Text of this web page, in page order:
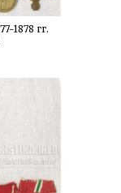
1878 гг.